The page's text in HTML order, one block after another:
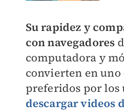
Su rapidez y
con navegadores
computadora y
convierten en uno
preferidos por los
descargar videos